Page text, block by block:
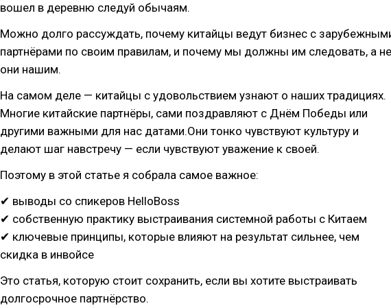
вошел в деревню следуй обычаям.
Можно долго рассуждать, почему китайцы ведут бизнес с
партнёрами по своим правилам, и почему мы должны им следовать, а не
они нашим.
На самом деле — китайцы с удовольствием узнают о наших традициях.
Многие китайские партнёры, сами поздравляют с Днём Победы или
другими важными для нас датами.Они тонко чувствуют культуру и
делают шаг навстречу — если чувствуют уважение к своей.
Поэтому в этой статье я собрала самое важное:
✔ выводы со спикеров HelloBoss
✔ собственную практику выстраивания системной работы с Китаем
✔ ключевые принципы, которые влияют на результат сильнее, чем
скидка в инвойсе
Это статья, которую стоит сохранить, если вы хотите выстраивать
долгосрочное партнёрство.